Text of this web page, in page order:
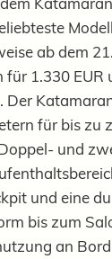
ab dem
für 1.330
Der
für bis zu
und
und eine
bis zum
an